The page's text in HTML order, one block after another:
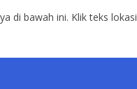
di bawah ini. Klik teks lokasi